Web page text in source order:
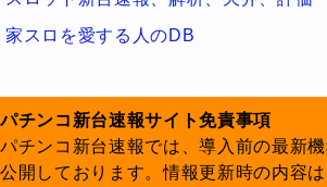
家スロを愛する人のDB
パチンコ新台速報サイト免責事項
パチンコ新台速報では、導入前の最新
公開しております。情報更新時の内容